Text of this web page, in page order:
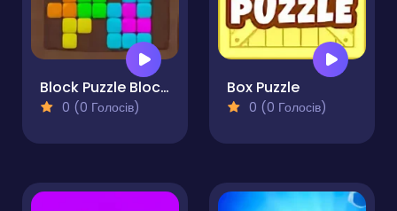
Block Puzzle Block Game
0 (0 Голосів)
Box Puzzle
0 (0 Голосів)